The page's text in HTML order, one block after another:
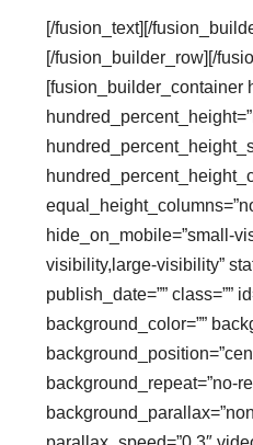
[/fusion_text][/
[/fusion_builder_row][/
[fusion_builder_container
hide_on_mobile=”small-
visibility,large-visibility”
publish_date=”” class=””
background_color=””
background_repeat=”no-